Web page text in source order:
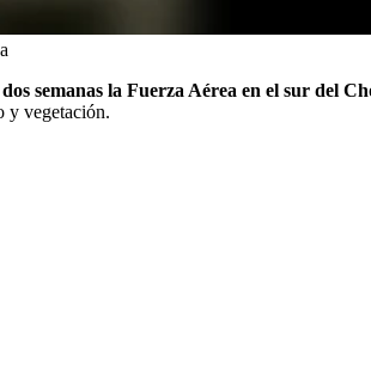
semanas la Fuerza Aérea en el sur del
y vegetación.